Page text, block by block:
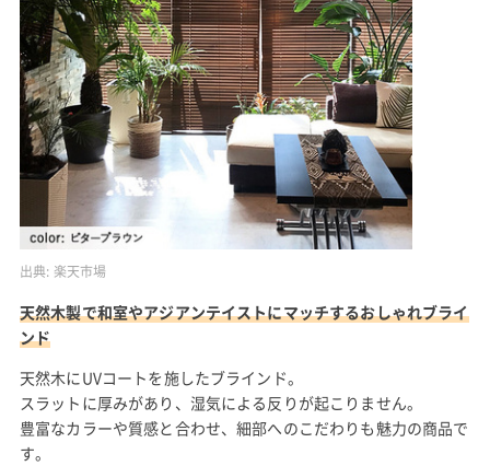
出典: 楽天市場
天然木製で和室やアジアンテイストにマッチするおしゃれブライ
ンド
天然木にUVコートを施したブラインド。
スラットに厚みがあり、湿気による反りが起こりません。
豊富なカラーや質感と合わせ、細部へのこだわりも魅力の商品で
す。